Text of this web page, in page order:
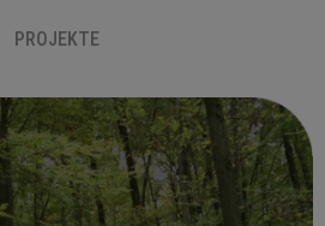
PROJEKTE